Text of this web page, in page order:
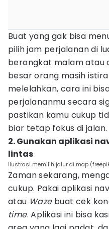
Buat yang gak bisa
pilih jam perjalanan di
berangkat malam atau
besar orang masih
melelahkan, cara ini
perjalananmu secara
pastikan kamu cukup
biar tetap fokus di jalan.
2. Gunakan aplikasi
lintas
Ilustrasi memilih jalur di map
Zaman sekarang,
cukup. Pakai aplikasi
atau Wazebuat cek
time. Aplikasi ini bisa